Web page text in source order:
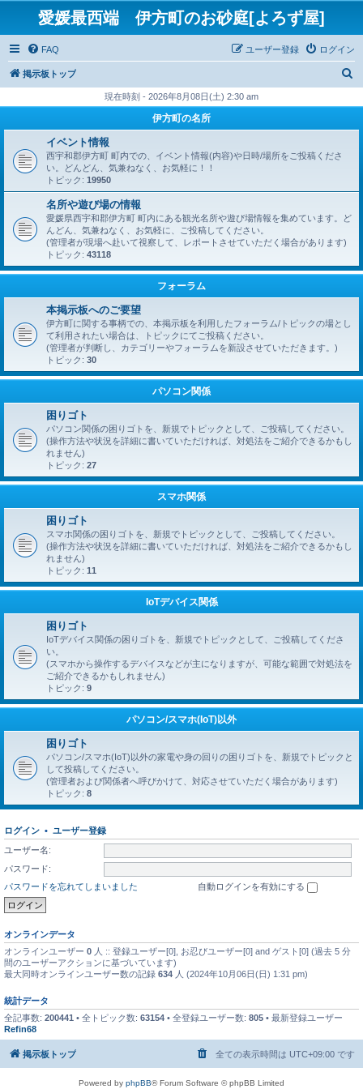
愛媛最西端 伊方町のお砂庭[よろず屋]
FAQ ログイン
ユーザー登録
掲示板トップ
現在時刻 - 2026年8月08日(土) 2:30 am
伊方町の名所
イベント情報
西宇和郡伊方町 町内での、イベント情報(内容)や日時/場所をご投稿くださ
い。どんどん、気兼ねなく、お気軽に！！
トピック: 19950
名所や遊び場の情報
愛媛県西宇和郡伊方町 町内にある観光名所や遊び場情報を集めています。ど
んどん、気兼ねなく、お気軽に、ご投稿してください。
(管理者が現場へ赴いて視察して、レポートさせていただく場合があります)
トピック: 43118
フォーラム
本掲示板へのご要望
伊方町に関する事柄での、本掲示板を利用したフォーラム/トピックの場とし
て利用されたい場合は、トピックにてご投稿ください。
(管理者が判断し、カテゴリーやフォーラムを新設させていただきます。)
トピック: 30
パソコン関係
困りゴト
パソコン関係の困りゴトを、新規でトピックとして、ご投稿してください。
(操作方法や状況を詳細に書いていただければ、対処法をご紹介できるかもし
れません)
トピック: 27
スマホ関係
困りゴト
スマホ関係の困りゴトを、新規でトピックとして、ご投稿してください。
(操作方法や状況を詳細に書いていただければ、対処法をご紹介できるかもし
れません)
トピック: 11
IoTデバイス関係
困りゴト
IoTデバイス関係の困りゴトを、新規でトピックとして、ご投稿してくださ
い。
(スマホから操作するデバイスなどが主になりますが、可能な範囲で対処法を
ご紹介できるかもしれません)
トピック: 9
パソコン/スマホ(IoT)以外
困りゴト
パソコン/スマホ(IoT)以外の家電や身の回りの困りゴトを、新規でトピックと
して投稿してください。
(管理者および関係者へ呼びかけて、対応させていただく場合があります)
トピック: 8
ログイン • ユーザー登録
ユーザー名:
パスワード:
パスワードを忘れてしまいました
自動ログインを有効にする
オンラインデータ
オンラインユーザー 0 人 :: 登録ユーザー[0], お忍びユーザー[0] and ゲスト[0] (過去 5 分
間のユーザーアクションに基づいています)
最大同時オンラインユーザー数の記録 634 人 (2024年10月06日(日) 1:31 pm)
統計データ
全記事数: 200441 • 全トピック数: 63154 • 全登録ユーザー数: 805 • 最新登録ユーザー
Refin68
掲示板トップ 全ての表示時間は UTC+09:00 です
Powered by phpBB® Forum Software © phpBB Limited